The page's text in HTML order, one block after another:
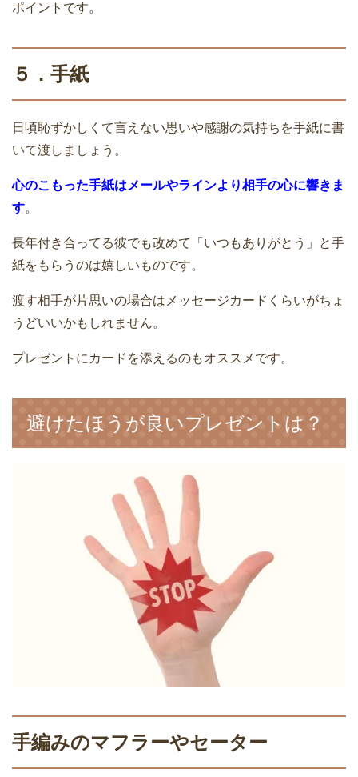
ポイントです。
５．手紙
日頃恥ずかしくて言えない思いや感謝の気持ちを手紙に書
いて渡しましょう。
心のこもった手紙はメールやラインより相手の心に響きま
す。
長年付き合ってる彼でも改めて「いつもありがとう」と手
紙をもらうのは嬉しいものです。
渡す相手が片思いの場合はメッセージカードくらいがちょ
うどいいかもしれません。
プレゼントにカードを添えるのもオススメです。
避けたほうが良いプレゼントは？
手編みのマフラーやセーター